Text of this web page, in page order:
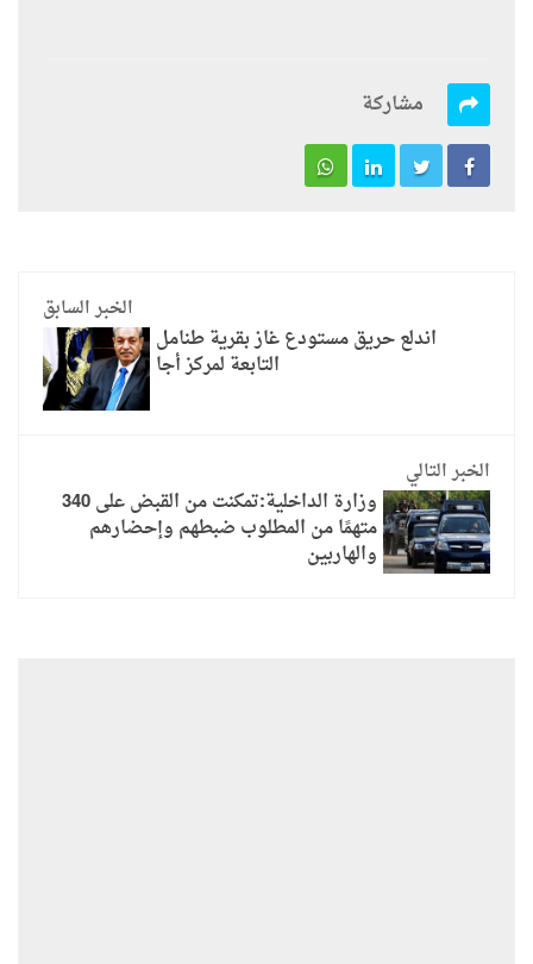
مشاركة
الخبر السابق
اندلع حريق مستودع غاز بقرية طنامل
التابعة لمركز أجا
الخبر التالي
وزارة الداخلية:تمكنت من القبض على 340
متهمًا من المطلوب ضبطهم وإحضارهم
والهاربين